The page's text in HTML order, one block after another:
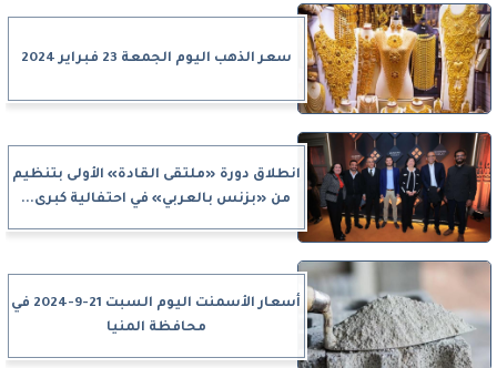
سعر الذهب اليوم الجمعة 23 فبراير 2024
انطلاق دورة «ملتقى القادة» الأولى بتنظيم
من «بزنس بالعربي» في احتفالية كبرى...
أسعار الأسمنت اليوم السبت 21-9-2024 في
محافظة المنيا